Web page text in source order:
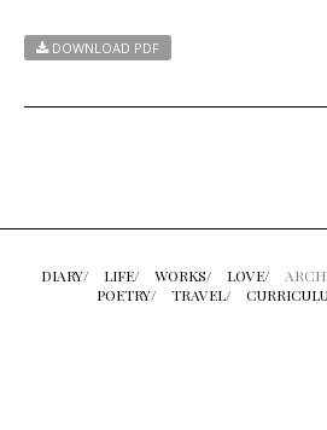
DOWNLOAD PDF
DIARY/ LIFE/ WORKS/ LOVE/
POETRY/
TRAVEL/